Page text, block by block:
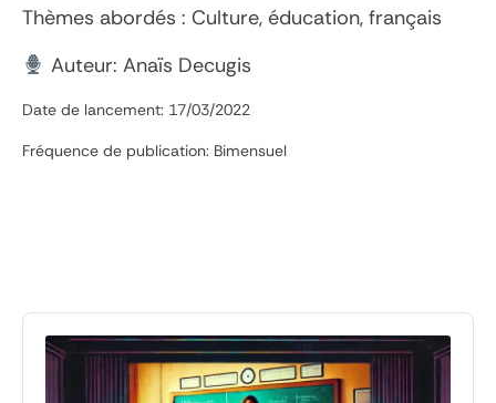
Thèmes abordés : Culture, éducation, français
Auteur: Anaïs Decugis
Date de lancement: 17/03/2022
Fréquence de publication: Bimensuel
Audio
Player